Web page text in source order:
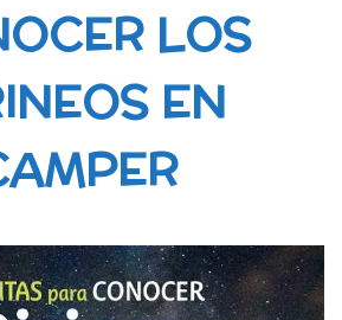
LOS
EN